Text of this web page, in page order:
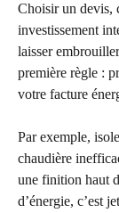
Choisir un devis,
investissement
laisser
première règle :
votre facture
Par exemple,
chaudière
une finition haut
d’énergie, c’est